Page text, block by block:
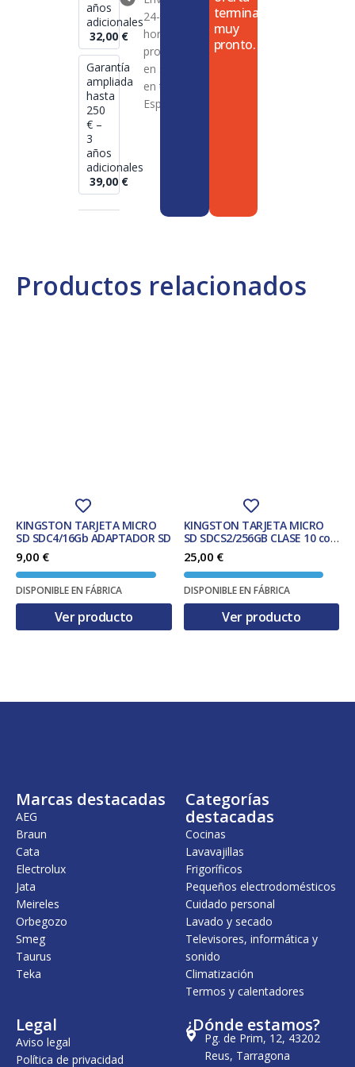
Productos relacionados
KINGSTON TARJETA MICRO
SD SDC4/16Gb ADAPTADOR SD
9,00 €
DISPONIBLE EN FÁBRICA
Ver producto
KINGSTON TARJETA MICRO
SD SDCS2/256GB CLASE 10 con
adaptador
25,00 €
DISPONIBLE EN FÁBRICA
Ver producto
años
adicionales
32,00 €
Garantía
ampliada
hasta
250
€ –
3
años
adicionales
39,00 €
24-72
horas en
productos
en stock
en toda
España
termina
muy
pronto.
Marcas destacadas
AEG
Braun
Cata
Electrolux
Jata
Meireles
Orbegozo
Smeg
Taurus
Teka
Categorías
destacadas
Cocinas
Lavavajillas
Frigoríficos
Pequeños electrodomésticos
Cuidado personal
Lavado y secado
Televisores, informática y
sonido
Climatización
Termos y calentadores
Legal
Aviso legal
Política de privacidad
¿Dónde estamos?
Pg. de Prim, 12, 43202
Reus, Tarragona